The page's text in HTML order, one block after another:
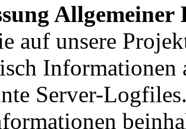
auf unsere
Informationen
Server-